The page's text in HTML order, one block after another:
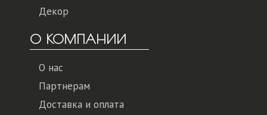
Декор
О КОМПАНИИ
О нас
Партнерам
Доставка и оплата